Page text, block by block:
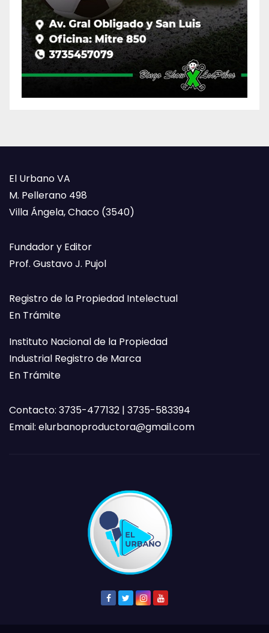
El Urbano VA
M. Pellerano 498
Villa Ángela, Chaco (3540)
Fundador y Editor
Prof. Gustavo J. Pujol
Registro de la Propiedad Intelectual
En Trámite
Instituto Nacional de la Propiedad
Industrial Registro de Marca
En Trámite
Contacto: 3735-477132 | 3735-583394
Email: elurbanoproductora@gmail.com